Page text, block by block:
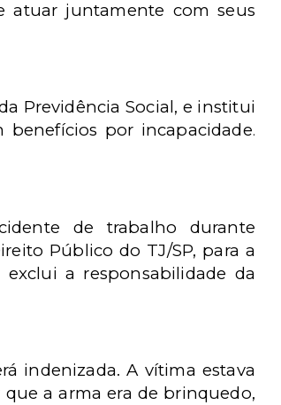
atuar juntamente com seus
Previdência Social, e institui
por incapacidade.
de trabalho durante
Público do TJ/SP, para a
a responsabilidade da
indenizada. A vítima estava
a arma era de brinquedo,